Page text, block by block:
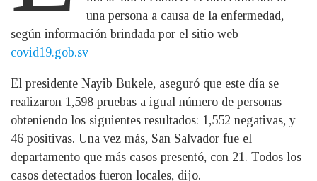
una persona a causa de la enfermedad,
según información brindada por el sitio web
covid19.gob.sv
El presidente Nayib Bukele, aseguró que este día se
realizaron 1,598 pruebas a igual número de personas
obteniendo los siguientes resultados: 1,552 negativas, y
46 positivas. Una vez más, San Salvador fue el
departamento que más casos presentó, con 21. Todos los
casos detectados fueron locales, dijo.